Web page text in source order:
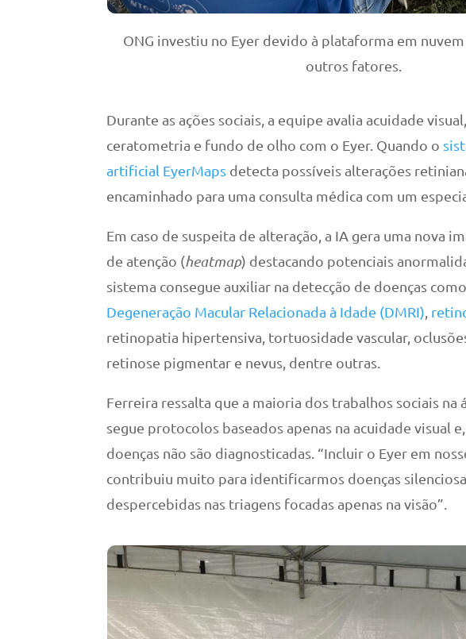
ONG investiu no Eyer devido à plataforma em
outros fatores.
Durante as ações sociais, a equipe avalia acuidade
ceratometria e fundo de olho com o Eyer. Quando o
artificial EyerMaps detecta possíveis alterações
encaminhado para uma consulta médica com um
Em caso de suspeita de alteração, a IA gera uma nova
de atenção (heatmap) destacando potenciais
sistema consegue auxiliar na detecção de doenças como
Degeneração Macular Relacionada à Idade (DMRI)
retinopatia hipertensiva, tortuosidade vascular,
retinose pigmentar e nevus, dentre outras.
Ferreira ressalta que a maioria dos trabalhos sociais na
segue protocolos baseados apenas na acuidade visual
doenças não são diagnosticadas. “Incluir o Eyer em
contribuiu muito para identificarmos doenças
despercebidas nas triagens focadas apenas na visão”.